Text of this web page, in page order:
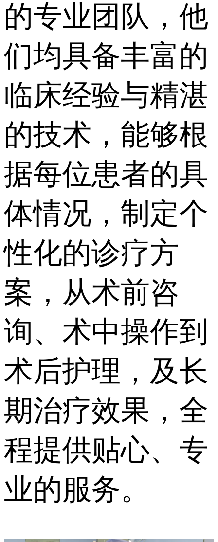
的专业团队，他
们均具备丰富的
临床经验与精湛
的技术，能够根
据每位患者的具
体情况，制定个
性化的诊疗方
案，从术前咨
询、术中操作到
术后护理，及长
期治疗效果，全
程提供贴心、专
业的服务。